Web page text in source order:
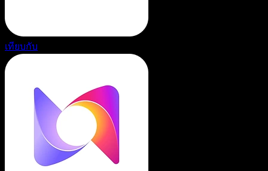
เทียบกับ